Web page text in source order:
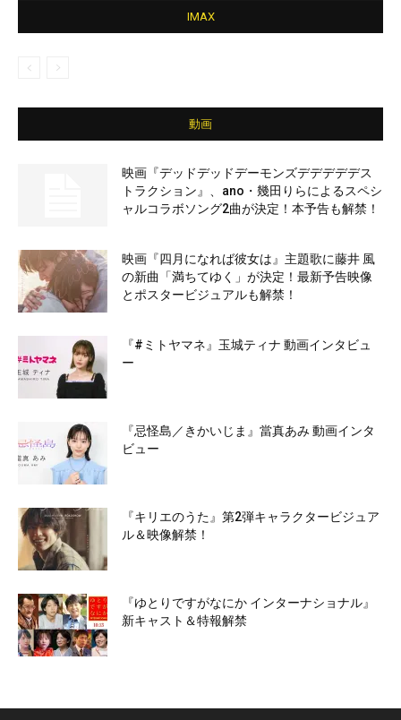
IMAX
動画
映画『デッドデッドデーモンズデデデデデス
トラクション』、ano・幾田りらによるスペシ
ャルコラボソング2曲が決定！本予告も解禁！
映画『四月になれば彼女は』主題歌に藤井 風
の新曲「満ちてゆく」が決定！最新予告映像
とポスタービジュアルも解禁！
『#ミトヤマネ』玉城ティナ 動画インタビュ
ー
『忌怪島／きかいじま』當真あみ 動画インタ
ビュー
『キリエのうた』第2弾キャラクタービジュア
ル＆映像解禁！
『ゆとりですがなにか インターナショナル』
新キャスト＆特報解禁